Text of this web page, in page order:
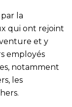
la
qui ont rejoint
et y
employés
notamment
les